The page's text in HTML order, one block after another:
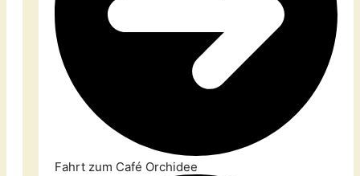
Fahrt zum Café Orchidee